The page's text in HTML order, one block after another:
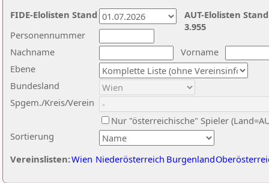
Nachname
Vorname
Ebene
Sortierung
Personennummer
Bundesland
Spgem./Kreis/Verein
Nur "österreichische" Spieler
Vereinslisten:Wien Niederösterreich Burgenland
AUT-Elolisten
3.955
FIDE-Elolisten Stand